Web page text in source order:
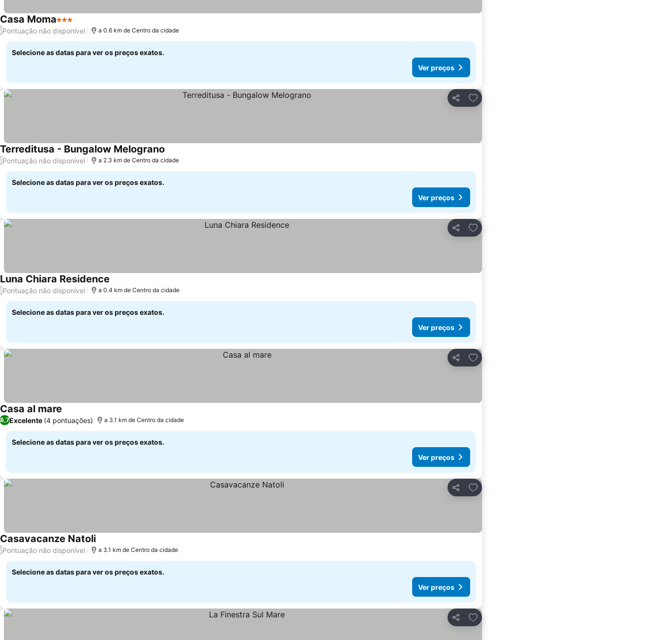
Casa Moma3 Estrelas
/Pontuação não disponível a 0.6 km de Centro da cidade
Selecione as datas para ver os preços exatos.
Ver preços
Partilhar
Adicionar aos favoritos
Terreditusa - Bungalow Melograno
/Pontuação não disponível a 2.3 km de Centro da cidade
Selecione as datas para ver os preços exatos.
Ver preços
Partilhar
Adicionar aos favoritos
Luna Chiara Residence
/Pontuação não disponível a 0.4 km de Centro da cidade
Selecione as datas para ver os preços exatos.
Ver preços
Partilhar
Adicionar aos favoritos
Casa al mare
8,7Excelente (4 pontuações) a 3.1 km de Centro da cidade
Selecione as datas para ver os preços exatos.
Ver preços
Partilhar
Adicionar aos favoritos
Casavacanze Natoli
/Pontuação não disponível a 3.1 km de Centro da cidade
Selecione as datas para ver os preços exatos.
Ver preços
Partilhar
Adicionar aos favoritos